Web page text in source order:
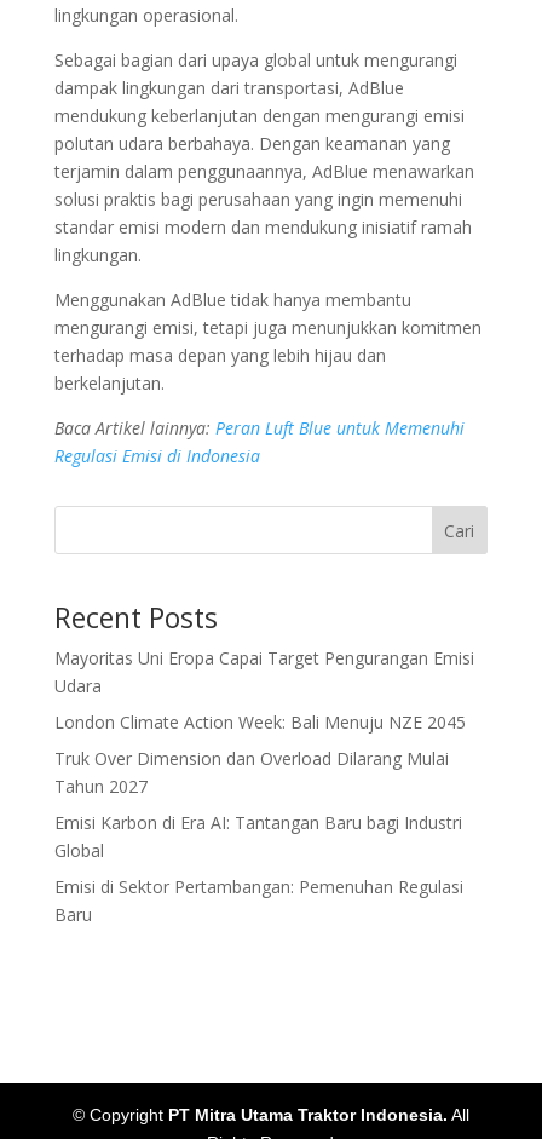
lingkungan operasional.
Sebagai bagian dari upaya global untuk mengurangi
dampak lingkungan dari transportasi, AdBlue
mendukung keberlanjutan dengan mengurangi emisi
polutan udara berbahaya. Dengan keamanan yang
terjamin dalam penggunaannya, AdBlue menawarkan
solusi praktis bagi perusahaan yang ingin memenuhi
standar emisi modern dan mendukung inisiatif ramah
lingkungan.
Menggunakan AdBlue tidak hanya membantu
mengurangi emisi, tetapi juga menunjukkan komitmen
terhadap masa depan yang lebih hijau dan
berkelanjutan.
Baca Artikel lainnya: Peran Luft Blue untuk Memenuhi
Regulasi Emisi di Indonesia
Cari
Recent Posts
Mayoritas Uni Eropa Capai Target Pengurangan Emisi
Udara
London Climate Action Week: Bali Menuju NZE 2045
Truk Over Dimension dan Overload Dilarang Mulai
Tahun 2027
Emisi Karbon di Era AI: Tantangan Baru bagi Industri
Global
Emisi di Sektor Pertambangan: Pemenuhan Regulasi
Baru
© Copyright PT Mitra Utama Traktor Indonesia. All